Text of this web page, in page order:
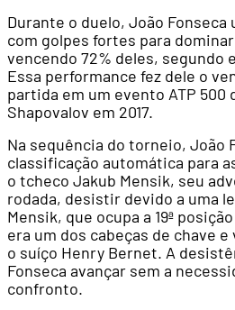
Durante o duelo, João
com golpes fortes para
vencendo 72% deles, segundo
Essa performance fez dele o
partida em um evento ATP 500
Shapovalov em 2017.
Na sequência do torneio, João
classificação automática para
o tcheco Jakub Mensik, seu
rodada, desistir devido a uma
Mensik, que ocupa a 19ª
era um dos cabeças de chave
o suíço Henry Bernet. A
Fonseca avançar sem a
confronto.